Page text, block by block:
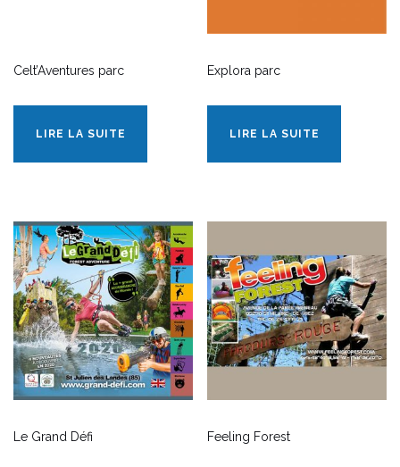
Celt’Aventures parc
LIRE LA SUITE
Explora parc
LIRE LA SUITE
Le Grand Défi Feeling Forest